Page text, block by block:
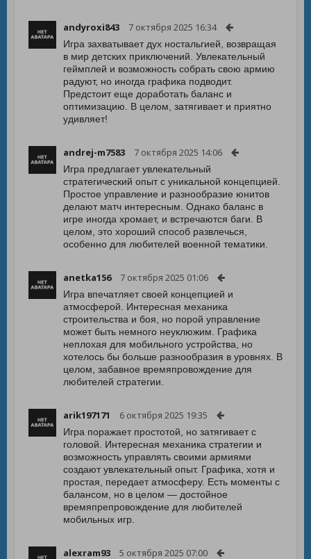
andyroxi843 7 октября 2025 16:34
Игра захватывает дух ностальгией, возвращая
в мир детских приключений. Увлекательный
геймплей и возможность собрать свою армию
радуют, но иногда графика подводит.
Предстоит еще доработать баланс и
оптимизацию. В целом, затягивает и приятно
удивляет!
andrej-m7583 7 октября 2025 14:06
Игра предлагает увлекательный
стратегический опыт с уникальной концепцией.
Простое управление и разнообразие юнитов
делают матч интересным. Однако баланс в
игре иногда хромает, и встречаются баги. В
целом, это хороший способ развлечься,
особенно для любителей военной тематики.
anetka156 7 октября 2025 01:06
Игра впечатляет своей концепцией и
атмосферой. Интересная механика
строительства и боя, но порой управление
может быть немного неуклюжим. Графика
неплохая для мобильного устройства, но
хотелось бы больше разнообразия в уровнях. В
целом, забавное времяпровождение для
любителей стратегии.
arik197171 6 октября 2025 19:35
Игра поражает простотой, но затягивает с
головой. Интересная механика стратегии и
возможность управлять своими армиями
создают увлекательный опыт. Графика, хотя и
простая, передает атмосферу. Есть моменты с
балансом, но в целом — достойное
времяпрепровождение для любителей
мобильных игр.
alexram93 5 октября 2025 07:00